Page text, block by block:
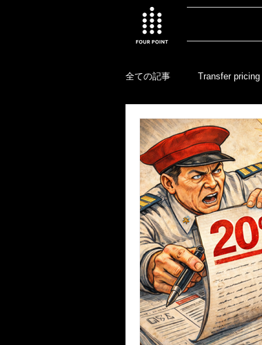
全ての記事 Transfer pricing
Biaya jasa intra-grup